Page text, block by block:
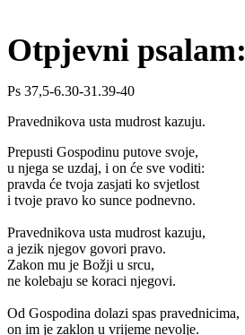
Otpjevni psalam:
Ps 37,5-6.30-31.39-40
Pravednikova usta mudrost kazuju.
Prepusti Gospodinu putove svoje,
u njega se uzdaj, i on će sve voditi:
pravda će tvoja zasjati ko svjetlost
i tvoje pravo ko sunce podnevno.
Pravednikova usta mudrost kazuju,
a jezik njegov govori pravo.
Zakon mu je Božji u srcu,
ne kolebaju se koraci njegovi.
Od Gospodina dolazi spas pravednicima,
on im je zaklon u vrijeme nevolje.